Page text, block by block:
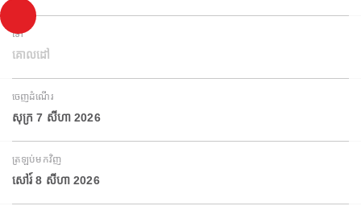
ទៅ
គោលដៅ
ចេញដំណើរ
សុក្រ 7 សីហា 2026
ត្រឡប់មកវិញ
សៅរ៍ 8 សីហា 2026